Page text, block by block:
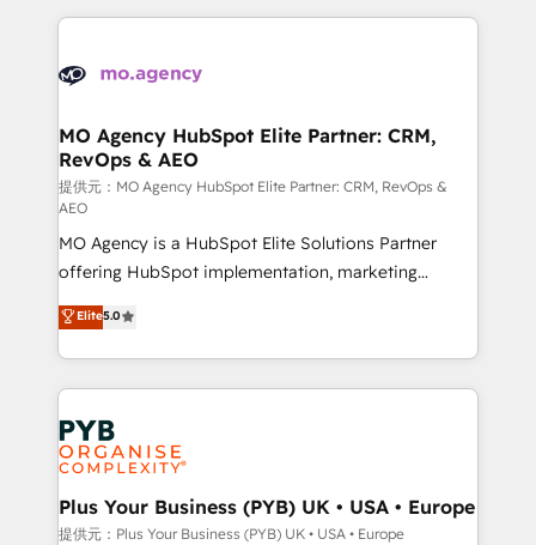
services are offered in both English & French.
onboarding from platforms like Salesforce, NetSuite,
WordPress and legacy CRMs, turning fragmented
architectures that accelerate revenue operations and
performance. - Multi-object CRM migration, cleanup,
and implementation. - Pre-built and custom
integrations across your full tech stack. - Custom
object setup, CMS builds, and full-funnel automation.
- Dashboards, lifecycle campaigns, and lead
nurturing sequences. - Cross-hub setup across
Marketing, Sales, Operations, and Service Hubs. -
Ongoing optimization, managed support, and
scalable retainers. Let’s make HubSpot your most
powerful growth engine. Built to convert, scale, and
drive results.
MO Agency HubSpot Elite Partner: CRM,
RevOps & AEO
提供元：MO Agency HubSpot Elite Partner: CRM, RevOps &
AEO
MO Agency is a HubSpot Elite Solutions Partner
offering HubSpot implementation, marketing
automation, CRM and RevOps consulting, data
architecture, sales enablement, lifecycle automation,
lead scoring and revenue reporting. HubSpot,
Salesforce and integrated enterprise stacks. Digital
Marketing, Answer Engine Optimisation, and
Generative Engine Optimisation (AI Search),
HubSpot Content Hub, WordPress development,
B2B SEO, paid media, and content. We work with
enterprise and growth-led companies across
Elite5.0
Plus Your Business (PYB) UK • USA • Europe
提供元：Plus Your Business (PYB) UK • USA • Europe